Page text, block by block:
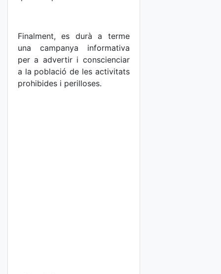
Finalment, es durà a terme
una campanya informativa
per a advertir i conscienciar
a la població de les activitats
prohibides i perilloses.